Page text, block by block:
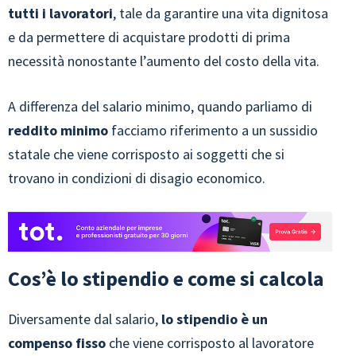
tutti i lavoratori, tale da garantire una vita dignitosa
e da permettere di acquistare prodotti di prima
necessità nonostante l’aumento del costo della vita.
A differenza del salario minimo, quando parliamo di
reddito minimo facciamo riferimento a un sussidio
statale che viene corrisposto ai soggetti che si
trovano in condizioni di disagio economico.
Cos’è lo stipendio e come si calcola
Diversamente dal salario, lo stipendio è un
compenso fisso che viene corrisposto al lavoratore